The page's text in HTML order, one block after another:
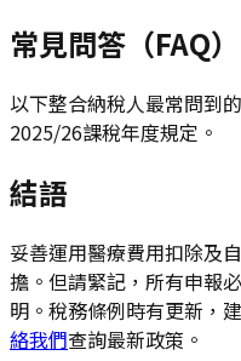
常見問答（FAQ）
以下整合納稅人最常問到
2025/26課稅年度規定。
結語
妥善運用醫療費用扣除及
擔。但請緊記，所有申報
明。稅務條例時有更新，
絡我們查詢最新政策。